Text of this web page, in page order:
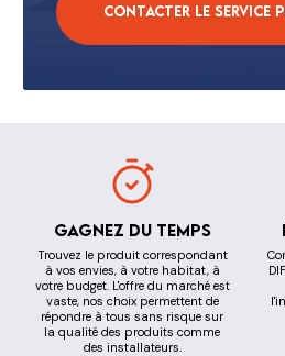
Contacter le service
Gagnez du temps
Trouvez le produit correspondant
à vos envies, à votre habitat, à
votre budget. L'offre du marché est
vaste, nos choix permettent de
répondre à tous sans risque sur
la qualité des produits comme
des installateurs.